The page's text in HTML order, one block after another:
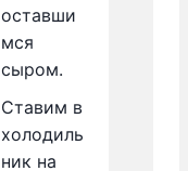
оставши
мся
сыром.
Ставим в
холодиль
ник на